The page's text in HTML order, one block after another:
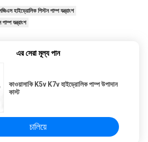
হাইড্রোলিক পিস্টন পাম্প যন্ত্রাংশ
যন্ত্রাংশ
এর সেরা মূল্য পান
কাওয়াসাকি K5v K7v হাইড্রোলিক পাম্প উপাদান
কাস্ট
চালিয়ে